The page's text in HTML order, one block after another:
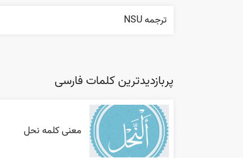
ترجمه NSU
پربازدیدترین کلمات فارسی
معنی کلمه نحل